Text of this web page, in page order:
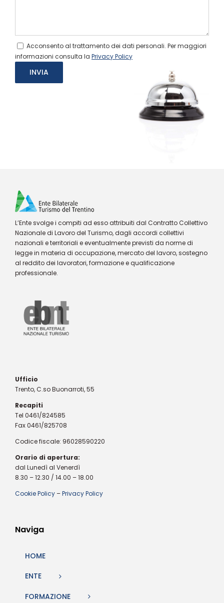
Acconsento al trattamento dei dati personali. Per maggiori
informazioni consulta la Privacy Policy
L’Ente svolge i compiti ad esso attribuiti dal Contratto Collettivo
Nazionale di Lavoro del Turismo, dagli accordi collettivi
nazionali e territoriali e eventualmente previsti da norme di
legge in materia di occupazione, mercato del lavoro, sostegno
al reddito dei lavoratori, formazione e qualificazione
professionale.
Ufficio
Trento, C.so Buonarroti, 55
Recapiti
Tel 0461/824585
Fax 0461/825708
Codice fiscale: 96028590220
Orario di apertura:
dal Lunedì al Venerdì
8.30 – 12.30 / 14.00 – 18.00
Cookie Policy –Privacy Policy
Naviga
HOME
ENTE
FORMAZIONE